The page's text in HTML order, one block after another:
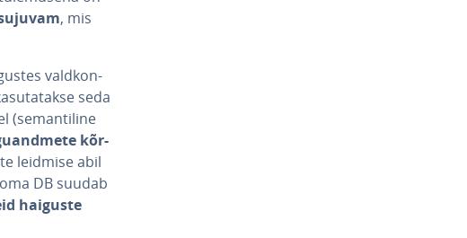
, mis
vald­kon­
seda
(se­man­ti­line
kõr­
leidmise abil
DB suudab
haiguste